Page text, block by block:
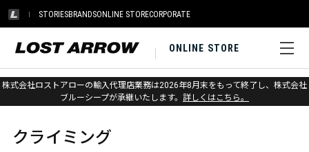
STORIESBRANDSONLINE STORECORPORATE
ONLINE STORE
株式会社ロストアローの輸入代理店業務は2026年8月末をもって終了し、株式会社
ブルーシープが承継いたします。 詳しくはこちら。
ホーム > クライミング
クライミング